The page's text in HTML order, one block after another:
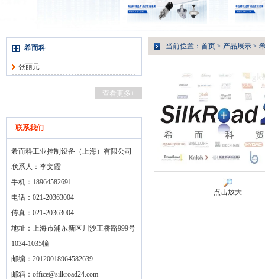
希而科
张丽元
查看更多+
联系我们
希而科工业控制设备（上海）有限公司
联系人：李文霞
手机：18964582691
电话：021-20363004
传真：021-20363004
地址：上海市浦东新区川沙王桥路999号
1034-1035幢
邮编：20120018964582639
邮箱： office@silkroad24.com
当前位置： 首页 > 产品展示 >
点击放大